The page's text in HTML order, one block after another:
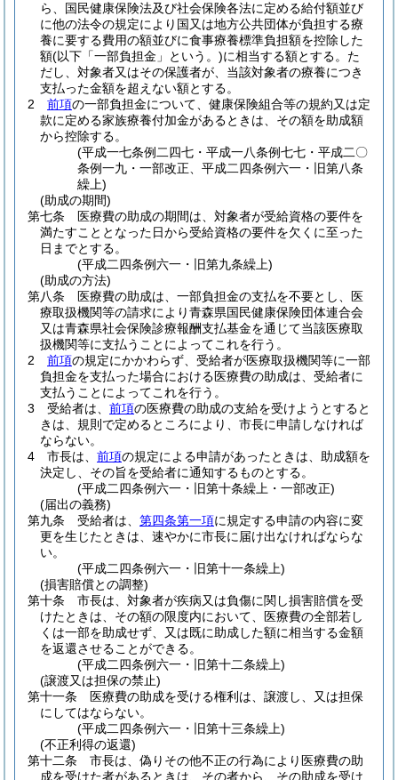
ら、国民健康保険法及び社会保険各法に定める給付額並び
に他の法令の規定により国又は地方公共団体が負担する療
養に要する費用の額並びに食事療養標準負担額を控除した
額(以下「一部負担金」という。)に相当する額とする。 た
だし、対象者又はその保護者が、当該対象者の療養につき
支払った金額を超えない額とする。
2
前項の一部負担金について、健康保険組合等の規約又は定
款に定める家族療養付加金があるときは、その額を助成額
から控除する。
(平成一七条例二四七・平成一八条例七七・平成二〇
条例一九・一部改正、平成二四条例六一・旧第八条
繰上)
(助成の期間)
第七条
医療費の助成の期間は、対象者が受給資格の要件を
満たすこととなった日から受給資格の要件を欠くに至った
日までとする。
(平成二四条例六一・旧第九条繰上)
(助成の方法)
第八条
医療費の助成は、一部負担金の支払を不要とし、医
療取扱機関等の請求により青森県国民健康保険団体連合会
又は青森県社会保険診療報酬支払基金を通じて当該医療取
扱機関等に支払うことによってこれを行う。
2
前項の規定にかかわらず、受給者が医療取扱機関等に一部
負担金を支払った場合における医療費の助成は、受給者に
支払うことによってこれを行う。
3
受給者は、 前項の医療費の助成の支給を受けようとすると
きは、規則で定めるところにより、市長に申請しなければ
ならない。
4
市長は、 前項の規定による申請があったときは、助成額を
決定し、その旨を受給者に通知するものとする。
(平成二四条例六一・旧第十条繰上・一部改正)
(届出の義務)
第九条
受給者は、 第四条第一項に規定する申請の内容に変
更を生じたときは、速やかに市長に届け出なければならな
い。
(平成二四条例六一・旧第十一条繰上)
(損害賠償との調整)
第十条
市長は、対象者が疾病又は負傷に関し損害賠償を受
けたときは、その額の限度内において、医療費の全部若し
くは一部を助成せず、又は既に助成した額に相当する金額
を返還させることができる。
(平成二四条例六一・旧第十二条繰上)
(譲渡又は担保の禁止)
第十一条
医療費の助成を受ける権利は、譲渡し、又は担保
にしてはならない。
(平成二四条例六一・旧第十三条繰上)
(不正利得の返還)
第十二条
市長は、偽りその他不正の行為により医療費の助
成を受けた者があるときは、その者から、その助成を受け